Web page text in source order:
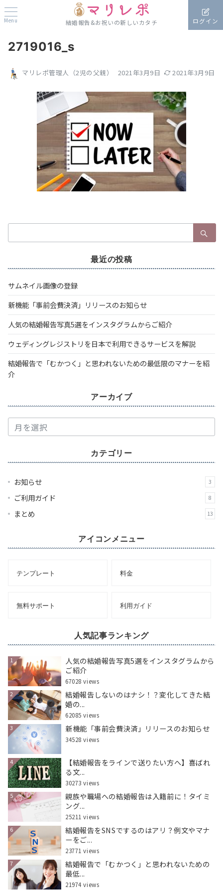
Menu 結婚報告&お祝いの新しいカタチ ログイン
2719016_s
2021年3月9日 2021年3月9日
マリレポ管理人（2児の父親）
索：
最近の投稿
サムネイル画像の登録
新機能「事前会費決済」リリースのお知らせ
人気の結婚報告写真5選をインスタグラムからご紹介
ウェディングレジストリを日本で利用できるサービスを解説
結婚報告で「むかつく」と思われないための最低限のマナーを紹
介
アーカイブ
ー
イ
カテゴリー
お知らせ 3
ご利用ガイド 8
まとめ 13
アイコンメニュー
テンプレート 料金
無料サポート 利用ガイド
人気記事ランキング
1
人気の結婚報告写真5選をインスタグラムから
ご紹介
67028 views
2
結婚報告しないのはナシ！？変化してきた結
婚の...
62085 views
3 新機能「事前会費決済」リリースのお知らせ
34528 views
4
【結婚報告をラインで送りたい方へ】喜ばれ
る文...
30273 views
5
親族や職場への結婚報告は入籍前に！タイミ
ング...
25211 views
6
結婚報告をSNSでするのはアリ？例文やマナ
ーをご...
23771 views
7
結婚報告で「むかつく」と思われないための
最低...
21974 views